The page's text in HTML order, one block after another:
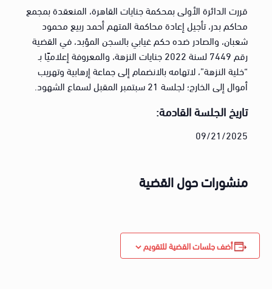
قررت الدائرة الأولى بمحكمة جنايات القاهرة، المنعقدة بمجمع
محاكم بدر، تأجيل إعادة محاكمة المتهم أحمد ربيع محمود
شعبان، والصادر ضده حكم غيابي بالسجن المؤبد، في القضية
رقم 7449 لسنة 2022 جنايات النزهة، والمعروفة إعلاميًا بـ
“خلية النزهة”، لاتهامه بالانضمام إلى جماعة إرهابية وتهريب
أموال إلى الخارج؛ لجلسة 21 سبتمبر المقبل لسماع الشهود.
تاريخ الجلسة القادمة:
09/21/2025
منشورات حول القضية
أضف جلسات القضية للتقويم